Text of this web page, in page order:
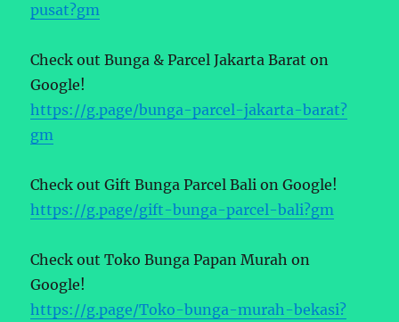
pusat?gm
Check out Bunga & Parcel Jakarta Barat on
Google!
https://g.page/bunga-parcel-jakarta-barat?
gm
Check out Gift Bunga Parcel Bali on Google!
https://g.page/gift-bunga-parcel-bali?gm
Check out Toko Bunga Papan Murah on
Google!
https://g.page/Toko-bunga-murah-bekasi?